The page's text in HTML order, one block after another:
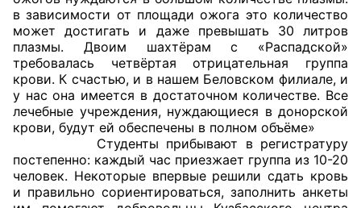
Структура Палаты
Комиссии
Экспертный совет ОП КО
Совет ОП КО
Общественный штаб
в зависимости от площади ожога это количество
может достигать и даже превышать 30 литров
плазмы. Двоим шахтёрам с «Распадской»
требовалась четвёртая отрицательная группа
крови. К счастью, и в нашем Беловском филиале, и
у нас она имеется в достаточном количестве. Все
лечебные учреждения, нуждающиеся в донорской
крови, будут ей обеспечены в полном объёме»
Студенты прибывают в регистратуру
постепенно: каждый час приезжает группа из 10-20
человек. Некоторые впервые решили сдать кровь
и правильно сориентироваться, заполнить анкеты